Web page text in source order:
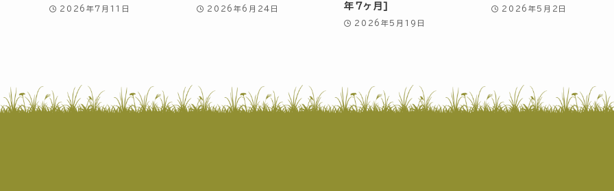
2026年7月11日 2026年6月24日
年7ヶ月]
2026年5月19日
2026年5月2日